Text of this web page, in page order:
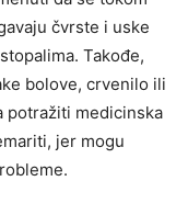
čvrste i uske
Takođe,
bolove, crvenilo ili
potražiti medicinska
jer mogu